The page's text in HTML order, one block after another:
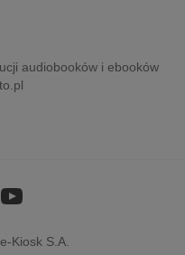
audiobooków i ebooków
e-Kiosk S.A.